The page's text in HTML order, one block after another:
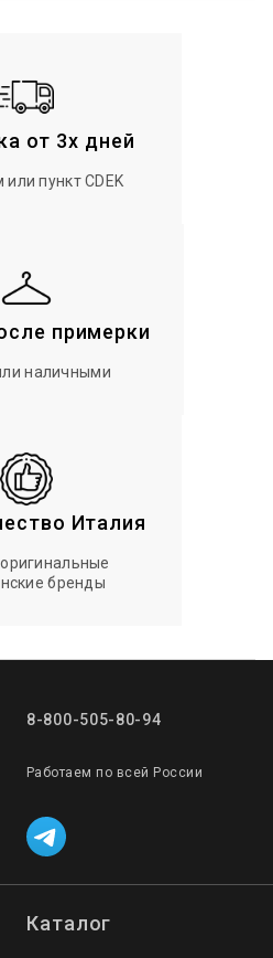
от 3х дней
пункт CDEK
примерки
наличными
Италия
бренды
8-800-505-80-94
Работаем по всей России
Каталог